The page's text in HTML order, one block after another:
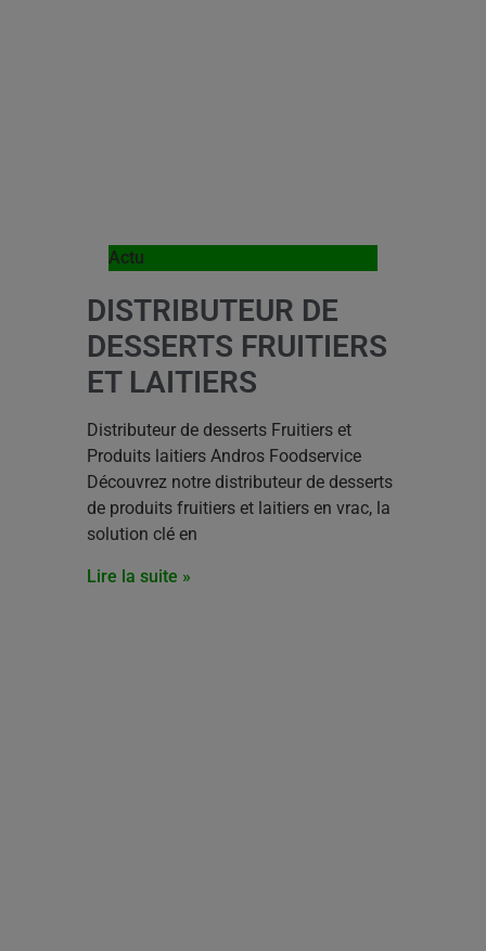
Actu
DISTRIBUTEUR DE
DESSERTS FRUITIERS
ET LAITIERS
Distributeur de desserts Fruitiers et
Produits laitiers Andros Foodservice
Découvrez notre distributeur de desserts
de produits fruitiers et laitiers en vrac, la
solution clé en
Lire la suite »